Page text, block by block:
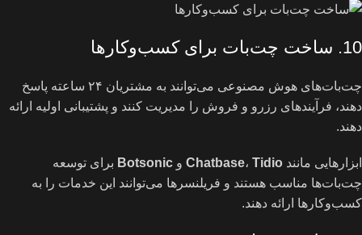
10. ساخت چت‌بات برای کسب‌وکارها
چت‌بات‌های هوش مصنوعی می‌توانند به مشتریان ۲۴ ساعته پاسخ
دهند، فرآیندهای رزرو و فروش را مدیریت کنند و پشتیبانی اولیه ارائه
دهند.
ابزارهایی مانند Chatbase، Tidio و Botsonic برای توسعه
چت‌بات‌ها مناسب هستند و فریلنسرها می‌توانند این خدمات را به
کسب‌وکارها ارائه دهند.